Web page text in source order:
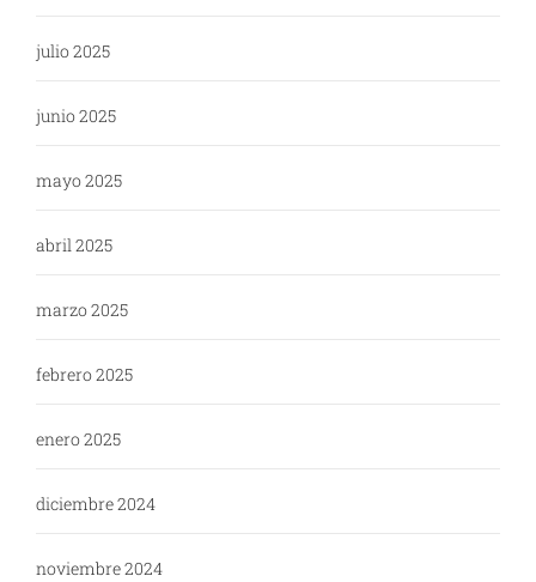
julio 2025
junio 2025
mayo 2025
abril 2025
marzo 2025
febrero 2025
enero 2025
diciembre 2024
noviembre 2024